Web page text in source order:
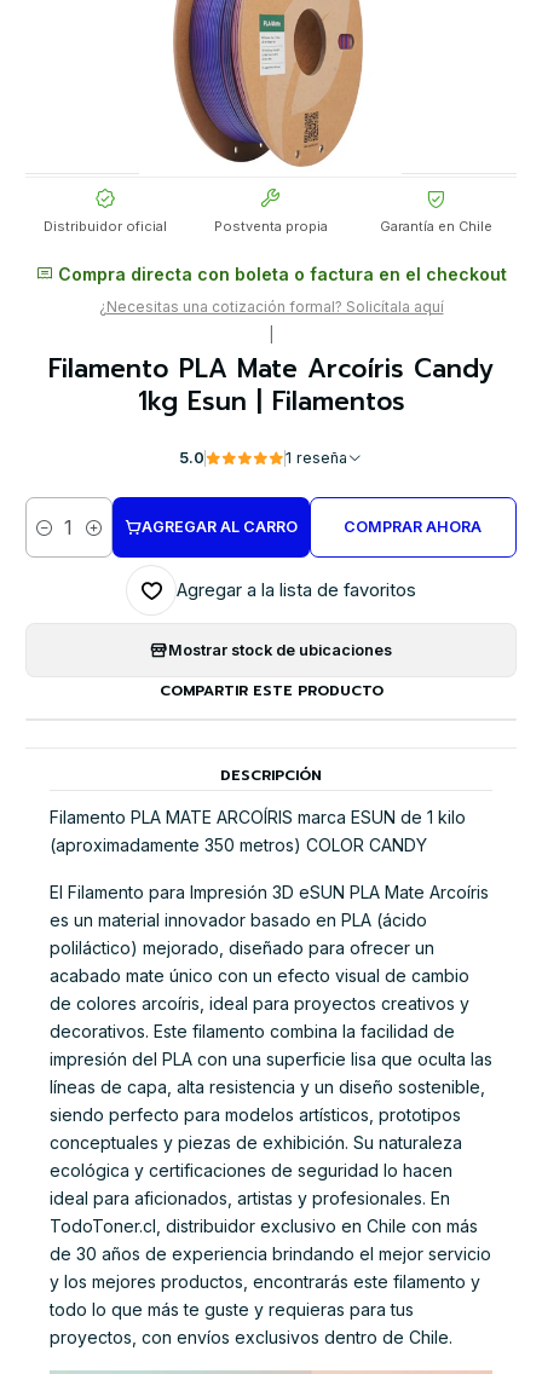
Distribuidor oficial Postventa propia Garantía en Chile
Compra directa con boleta o factura en el checkout
¿Necesitas una cotización formal? Solicítala aquí
Filamento PLA Mate Arcoíris Candy
1kg Esun | Filamentos
5.0 1 reseña
Cantidad
AGREGAR AL CARRO COMPRAR AHORA
Agregar a la lista de favoritos
Mostrar stock de ubicaciones
COMPARTIR ESTE PRODUCTO
DESCRIPCIÓN
Filamento PLA MATE ARCOÍRIS marca ESUN de 1 kilo
(aproximadamente 350 metros) COLOR CANDY
El Filamento para Impresión 3D eSUN PLA Mate Arcoíris
es un material innovador basado en PLA (ácido
poliláctico) mejorado, diseñado para ofrecer un
acabado mate único con un efecto visual de cambio
de colores arcoíris, ideal para proyectos creativos y
decorativos. Este filamento combina la facilidad de
impresión del PLA con una superficie lisa que oculta las
líneas de capa, alta resistencia y un diseño sostenible,
siendo perfecto para modelos artísticos, prototipos
conceptuales y piezas de exhibición. Su naturaleza
ecológica y certificaciones de seguridad lo hacen
ideal para aficionados, artistas y profesionales. En
TodoToner.cl, distribuidor exclusivo en Chile con más
de 30 años de experiencia brindando el mejor servicio
y los mejores productos, encontrarás este filamento y
todo lo que más te guste y requieras para tus
proyectos, con envíos exclusivos dentro de Chile.